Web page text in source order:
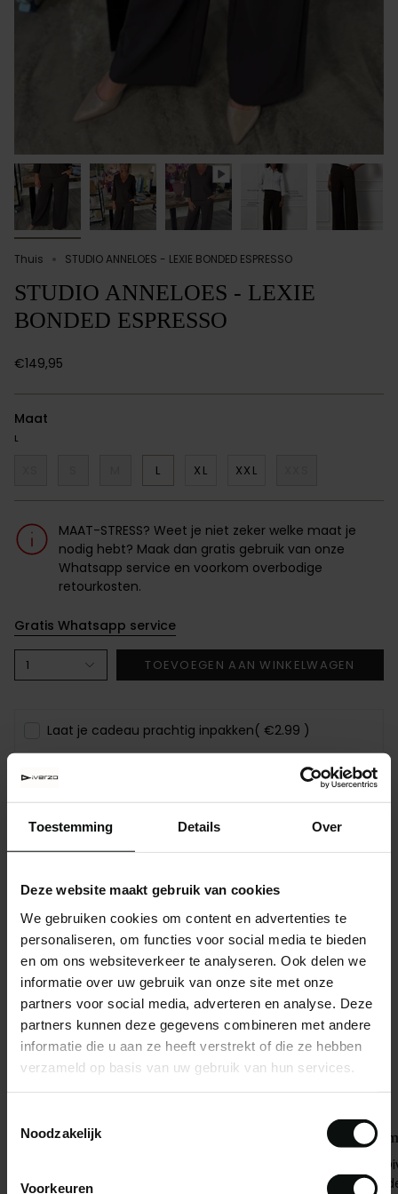
Toestemming Details Over
Deze website maakt gebruik van cookies
We gebruiken cookies om content en advertenties te
personaliseren, om functies voor social media te bieden
en om ons websiteverkeer te analyseren. Ook delen we
informatie over uw gebruik van onze site met onze
partners voor social media, adverteren en analyse. Deze
partners kunnen deze gegevens combineren met andere
informatie die u aan ze heeft verstrekt of die ze hebben
verzameld op basis van uw gebruik van hun services.
Noodzakelijk
Voorkeuren
Thuis STUDIO ANNELOES - LEXIE BONDED ESPRESSO
STUDIO ANNELOES - LEXIE
BONDED ESPRESSO
€149,95
Maat
L
L XL XXL
MAAT-STRESS? Weet je niet zeker welke maat je
nodig hebt? Maak dan gratis gebruik van onze
Whatsapp service en voorkom overbodige
retourkosten.
Gratis Whatsapp service
1 TOEVOEGEN AAN WINKELWAGEN
Laat je cadeau prachtig inpakken( €2.99 )
De Lexie bonded trousers van Studio Anneloes is krachtig,
comfortabel en helemaal on-trend. Dankzij de wijde
pijpen, Bonded Travelstof en diepe kleur Espresso is dit
LEES MEER
DEEL
Gratis verzending vanaf €200 binnen Nederland
MA - ZA: Voor 13:00 besteld is dezelfde dag verzonden
Snelle Verzending
verzonden! Of haal je bestelling op in onze winkel.
Bij